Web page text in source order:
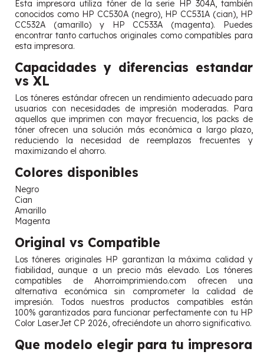
Esta impresora utiliza tóner de la serie HP 304A, también
conocidos como HP CC530A (negro), HP CC531A (cian), HP
CC532A (amarillo) y HP CC533A (magenta). Puedes
encontrar tanto cartuchos originales como compatibles para
esta impresora.
Capacidades y diferencias estandar
vs XL
Los tóneres estándar ofrecen un rendimiento adecuado para
usuarios con necesidades de impresión moderadas. Para
aquellos que imprimen con mayor frecuencia, los packs de
tóner ofrecen una solución más económica a largo plazo,
reduciendo la necesidad de reemplazos frecuentes y
maximizando el ahorro.
Colores disponibles
Negro
Cian
Amarillo
Magenta
Original vs Compatible
Los tóneres originales HP garantizan la máxima calidad y
fiabilidad, aunque a un precio más elevado. Los tóneres
compatibles de Ahorroimprimiendo.com ofrecen una
alternativa económica sin comprometer la calidad de
impresión. Todos nuestros productos compatibles están
100% garantizados para funcionar perfectamente con tu HP
Color LaserJet CP 2026, ofreciéndote un ahorro significativo.
Que modelo elegir para tu impresora